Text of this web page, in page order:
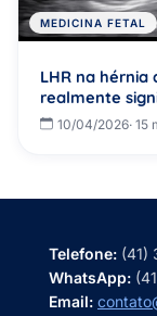
MEDICINA FETAL
LHR na
realmente
10/04/2026· 15
Telefone: (41)
WhatsApp:
Email: